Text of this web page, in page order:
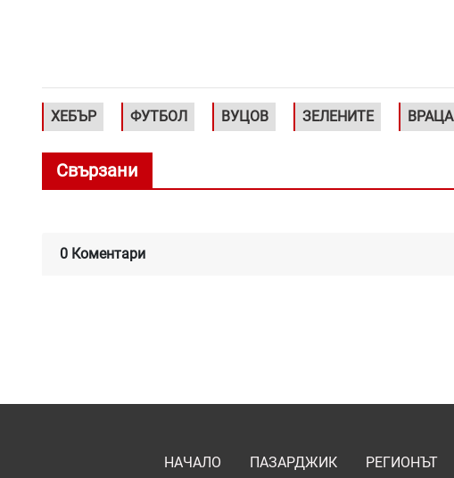
ХЕБЪР ФУТБОЛ ВУЦОВ ЗЕЛЕНИТЕ ВРАЦА
Свързани
0 Коментари
НАЧАЛО ПАЗАРДЖИК РЕГИОНЪТ